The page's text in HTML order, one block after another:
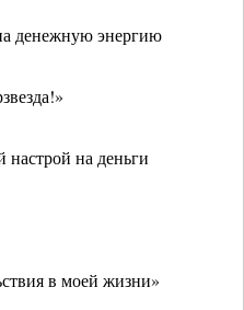
денежную энергию
на деньги
в моей жизни»